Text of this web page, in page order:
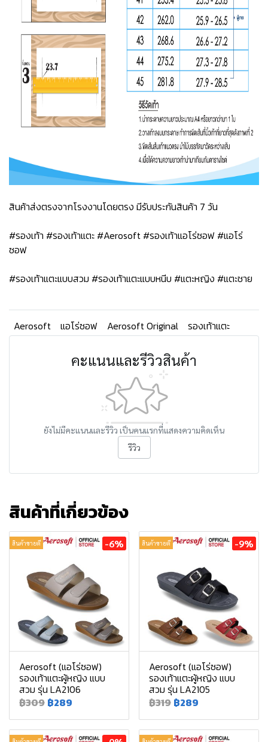
สินค้าส่งตรงจากโรงงานโดยตรง มีรับประกันสินค้า 7 วัน
#รองเท้า #รองเท้าแตะ #Aerosoft #รองเท้าแอโร่ซอฟ #แอโร่
ซอฟ
#รองเท้าแตะแบบสวม #รองเท้าแตะแบบหนีบ #แตะหญิง #แตะชาย
Aerosoft แอโร่ซอฟ Aerosoft Original รองเท้าแตะ
คะแนนและรีวิวสินค้า
ยังไม่มีคะแนนและรีวิว เป็นคนแรกที่แสดงความคิดเห็น
รีวิว
สินค้าที่เกี่ยวข้อง
สินค้าขายดี -6%
Aerosoft (แอโร่ซอฟ)
รองเท้าแตะผู้หญิง แบบ
สวม รุ่น LA2106
฿309 ฿289
สินค้าขายดี -9%
Aerosoft (แอโร่ซอฟ)
รองเท้าแตะผู้หญิง แบบ
สวม รุ่น LA2105
฿319 ฿289